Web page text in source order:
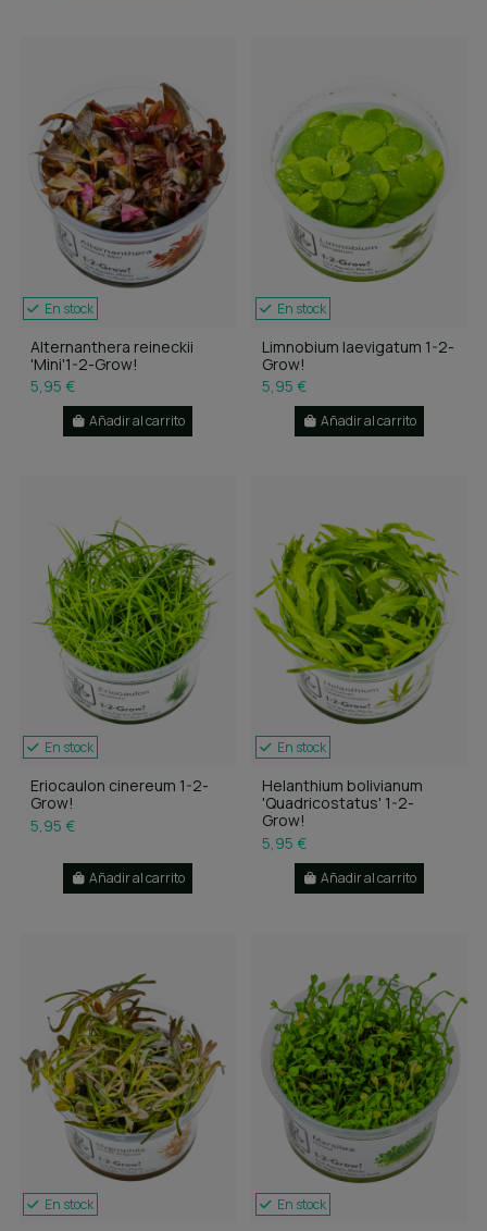
En stock
Alternanthera reineckii
'Mini'1-2-Grow!
5,95 €
Añadir al carrito
En stock
Limnobium laevigatum 1-2-
Grow!
5,95 €
Añadir al carrito
En stock
Eriocaulon cinereum 1-2-
Grow!
5,95 €
Añadir al carrito
En stock
Helanthium bolivianum
'Quadricostatus' 1-2-
Grow!
5,95 €
Añadir al carrito
En stock En stock